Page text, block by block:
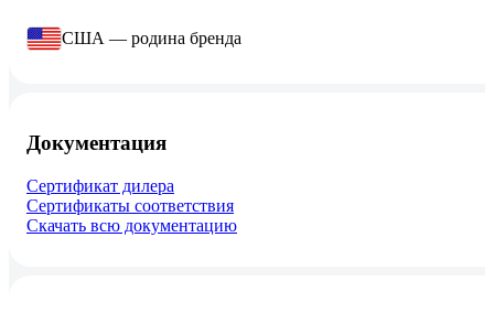
США — родина бренда
Документация
Сертификат дилера
Сертификаты соответствия
Скачать всю документацию